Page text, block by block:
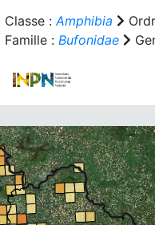
Classe :Amphibia
Famille : Bufonidae